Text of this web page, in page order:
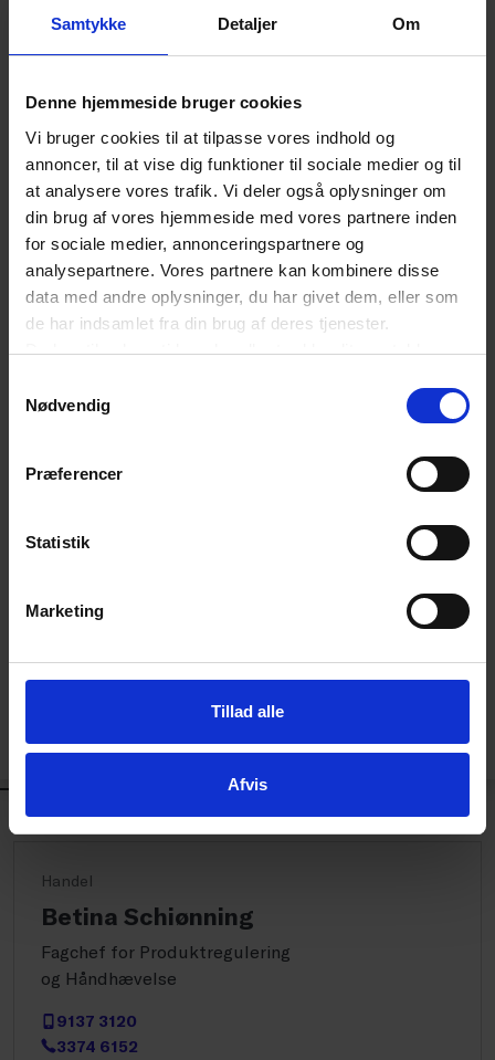
Samtykke Detaljer Om
Denne hjemmeside bruger cookies
Vi bruger cookies til at tilpasse vores indhold og
annoncer, til at vise dig funktioner til sociale medier og til
at analysere vores trafik. Vi deler også oplysninger om
din brug af vores hjemmeside med vores partnere inden
for sociale medier, annonceringspartnere og
analysepartnere. Vores partnere kan kombinere disse
data med andre oplysninger, du har givet dem, eller som
de har indsamlet fra din brug af deres tjenester.
Du kan til enhver tid ændre eller trække dit samtykke
hjørne på websitet.
Nødvendig
Præferencer
Statistik
Marketing
Tillad alle
Afvis
have styr på
Seks nye standarder skal gøre det digitale
dem her
Overvejer du at bruge mobilen som
betalingsterminal? Her er, hvad du skal være
opmærksom på
KRÆVER MEDLEMSKAB
adgang til artiklen
Det er kun medlemmer af Dansk Erhverv, der har
LOG IND
Det er kun medlemmer af Dansk Erhverv, der har
adgang til vores artikler og værktøjer.
Handel
Betina Schiønning
Fagchef for Produktregulering
og Håndhævelse
9137 3120
3374 6152